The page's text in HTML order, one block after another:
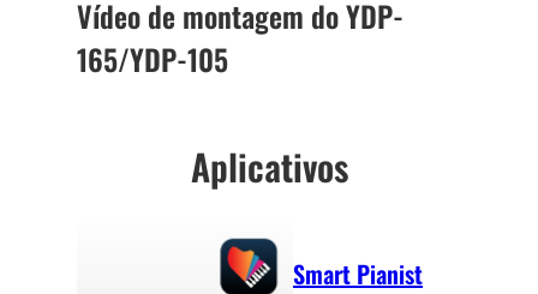
Vídeo de montagem do YDP-
165/YDP-105
Aplicativos
Smart Pianist